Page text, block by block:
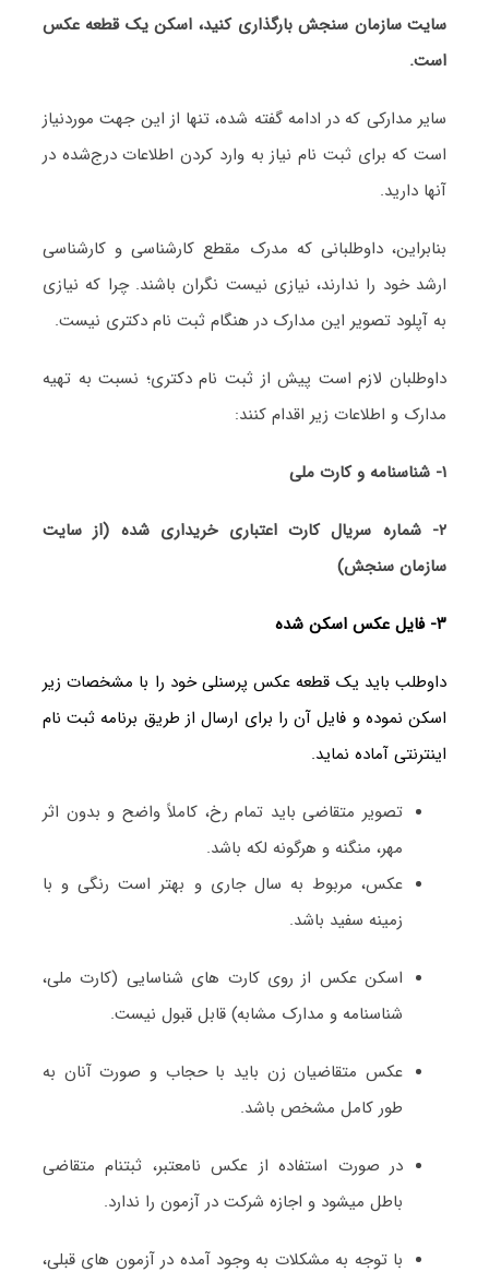
سایت سازمان سنجش بارگذاری کنید، اسکن یک قطعه عکس
است.
سایر مدارکی که در ادامه گفته شده، تنها از این جهت موردنیاز
است که برای ثبت نام نیاز به وارد کردن اطلاعات درج‌شده در
آنها دارید.
بنابراین، داوطلبانی که مدرک مقطع کارشناسی و کارشناسی
ارشد خود را ندارند، نیازی نیست نگران باشند. چرا که نیازی
به آپلود تصویر این مدارک در هنگام ثبت نام دکتری نیست.
داوطلبان لازم است پیش از ثبت نام دکتری؛ نسبت به تهیه
مدارک و اطلاعات زیر اقدام کنند:
۱- شناسنامه و کارت ملی
۲- شماره سریال کارت اعتباری خریداری شده (از سایت
سازمان سنجش)
۳- فایل عکس اسکن شده
داوطلب باید یک قطعه عکس پرسنلی خود را با مشخصات زیر
اسکن نموده و فایل آن را برای ارسال از طریق برنامه ثبت نام
اینترنتی آماده نماید.
تصویر متقاضی باید تمام رخ، کاملاً واضح و بدون اثر
مهر، منگنه و هرگونه لکه باشد.
عکس، مربوط به سال جاری و بهتر است رنگی و با
زمینه سفید باشد.
اسکن عکس از روی کارت های شناسایی (کارت ملی،
شناسنامه و مدارک مشابه) قابل قبول نیست.
عکس متقاضیان زن باید با حجاب و صورت آنان به
طور کامل مشخص باشد.
در صورت استفاده از عکس نامعتبر، ثبتنام متقاضی
باطل میشود و اجازه شرکت در آزمون را ندارد.
با توجه به مشکلات به وجود آمده در آزمون های قبلی،